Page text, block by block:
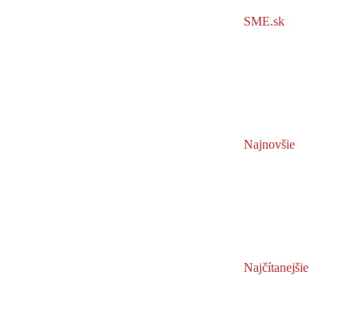
SME.sk
Najnovšie
Najčítanejšie